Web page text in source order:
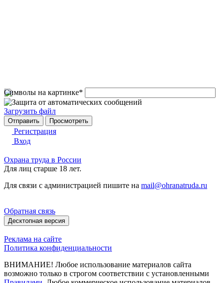
Символы на картинке*
Загрузить файл
Регистрация
Вход
Охрана труда в России
Для лиц старше 18 лет.
Для связи с администрацией пишите на mail@ohranatruda.ru
Обратная связь
Десктопная версия
Реклама на сайте
Политика конфиденциальности
ВНИМАНИЕ! Любое использование материалов сайта
возможно только в строгом соответствии с установленными